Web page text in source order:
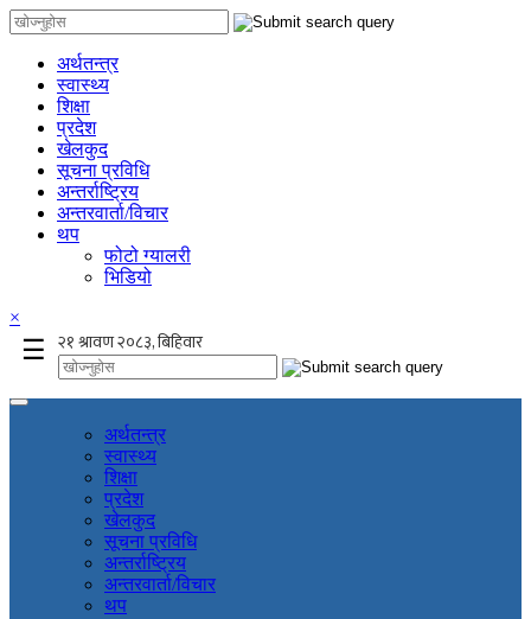
अर्थतन्त्र
स्वास्थ्य
शिक्षा
प्रदेश
खेलकुद
सूचना प्रविधि
अन्तर्राष्ट्रिय
अन्तरवार्ता/विचार
थप
फोटो ग्यालरी
भिडियो
×
☰
अर्थतन्त्र
स्वास्थ्य
शिक्षा
प्रदेश
खेलकुद
सूचना प्रविधि
अन्तर्राष्ट्रिय
अन्तरवार्ता/विचार
थप